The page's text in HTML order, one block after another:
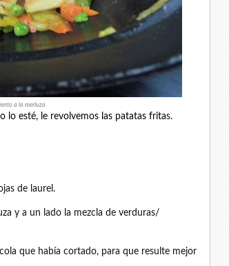
a la merluza
lo esté, le revolvemos las patatas fritas.
de laurel.
y a un lado la mezcla de verduras/
que había cortado, para que resulte mejor